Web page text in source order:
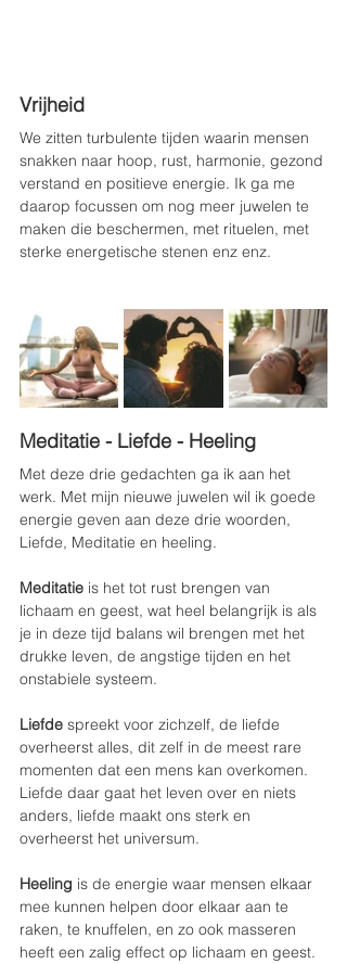
Vrijheid
We zitten turbulente tijden waarin mensen
snakken naar hoop, rust, harmonie, gezond
verstand en positieve energie. Ik ga me
daarop focussen om nog meer juwelen te
maken die beschermen, met rituelen, met
sterke energetische stenen enz enz.
Meditatie - Liefde - Heeling
Met deze drie gedachten ga ik aan het
werk. Met mijn nieuwe juwelen wil ik goede
energie geven aan deze drie woorden,
Liefde, Meditatie en heeling.
Meditatie is het tot rust brengen van
lichaam en geest, wat heel belangrijk is als
je in deze tijd balans wil brengen met het
drukke leven, de angstige tijden en het
onstabiele systeem.
Liefde spreekt voor zichzelf, de liefde
overheerst alles, dit zelf in de meest rare
momenten dat een mens kan overkomen.
Liefde daar gaat het leven over en niets
anders, liefde maakt ons sterk en
overheerst het universum.
Heeling is de energie waar mensen elkaar
mee kunnen helpen door elkaar aan te
raken, te knuffelen, en zo ook masseren
heeft een zalig effect op lichaam en geest.